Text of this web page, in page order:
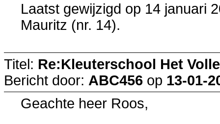
Laatst gewijzigd op 14 januari
Mauritz (nr. 14).
Titel: Re:Kleuterschool Het
Bericht door: ABC456 op 13-01-
Geachte heer Roos,